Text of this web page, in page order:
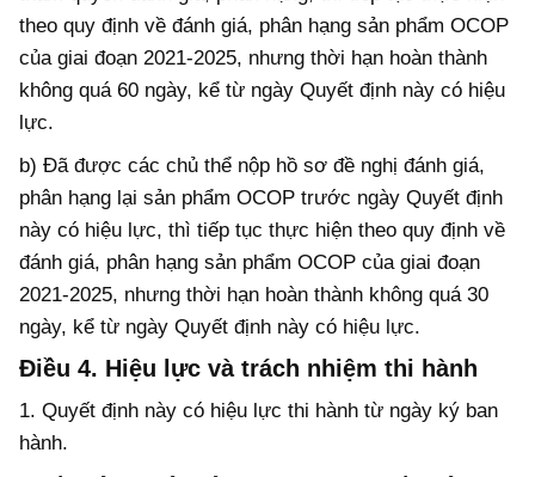
theo quy định về đánh giá, phân hạng sản phẩm OCOP
của giai đoạn 2021-2025, nhưng thời hạn hoàn thành
không quá 60 ngày, kể từ ngày Quyết định này có hiệu
lực.
b) Đã được các chủ thể nộp hồ sơ đề nghị đánh giá,
phân hạng lại sản phẩm OCOP trước ngày Quyết định
này có hiệu lực, thì tiếp tục thực hiện theo quy định về
đánh giá, phân hạng sản phẩm OCOP của giai đoạn
2021-2025, nhưng thời hạn hoàn thành không quá 30
ngày, kể từ ngày Quyết định này có hiệu lực.
Điều 4. Hiệu lực và trách nhiệm thi hành
1. Quyết định này có hiệu lực thi hành từ ngày ký ban
hành.